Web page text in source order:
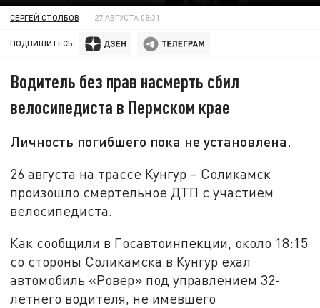
СЕРГЕЙ СТОЛБОВ 27 АВГУСТА 08:31
ПОДПИШИТЕСЬ:
Водитель без прав насмерть сбил
велосипедиста в Пермском крае
Личность погибшего пока не установлена.
26 августа на трассе Кунгур – Соликамск
произошло смертельное ДТП с участием
велосипедиста.
Как сообщили в Госавтоинпекции, около 18:15
со стороны Соликамска в Кунгур ехал
автомобиль «Ровер» под управлением 32-
летнего водителя, не имевшего